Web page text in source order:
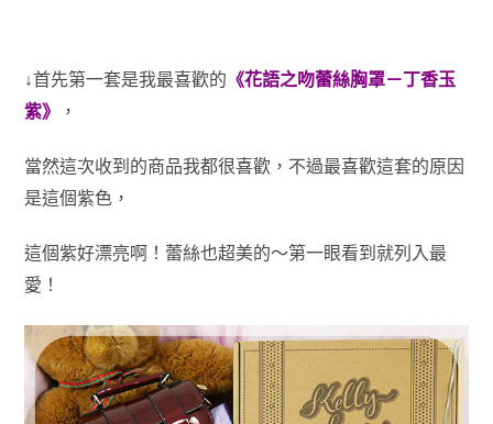
↓首先第一套是我最喜歡的 《花語之吻蕾絲胸罩－丁香玉
紫》
，
當然這次收到的商品我都很喜歡，不過最喜歡這套的原因
是這個紫色，
這個紫好漂亮啊！蕾絲也超美的～第一眼看到就列入最
愛！